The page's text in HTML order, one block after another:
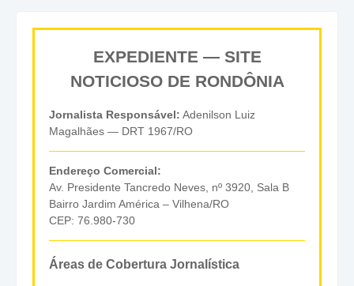
EXPEDIENTE — SITE
NOTICIOSO DE RONDÔNIA
Jornalista Responsável: Adenilson Luiz
Magalhães — DRT 1967/RO
Endereço Comercial:
Av. Presidente Tancredo Neves, nº 3920, Sala B
Bairro Jardim América – Vilhena/RO
CEP: 76.980-730
Áreas de Cobertura Jornalística